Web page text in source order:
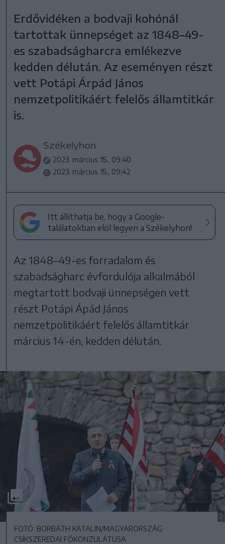
Erdővidéken a bodvaji kohónál
tartottak ünnepséget az 1848–49-
es szabadságharcra emlékezve
kedden délután. Az eseményen részt
vett Potápi Árpád János
nemzetpolitikáért felelős államtitkár
is.
Székelyhon
2023. március 15., 09:40
2023. március 15., 09:42
Itt állíthatja be, hogy a Google-
találatokban elöl legyen a Székelyhon!
Az 1848–49-es forradalom és
szabadságharc évfordulója alkalmából
megtartott bodvaji ünnepségen vett
részt Potápi Ápád János
nemzetpolitikáért felelős államtitkár
március 14-én, kedden délután.
FOTÓ: BORBÁTH KATALIN/MAGYARORSZÁG
CSÍKSZEREDAI FŐKONZULÁTUSA